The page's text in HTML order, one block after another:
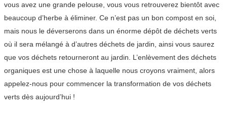
vous avez une grande pelouse, vous vous retrouverez bientôt avec
beaucoup d’herbe à éliminer. Ce n’est pas un bon compost en soi,
mais nous le déverserons dans un énorme dépôt de déchets verts
où il sera mélangé à d’autres déchets de jardin, ainsi vous saurez
que vos déchets retourneront au jardin. L’enlèvement des déchets
organiques est une chose à laquelle nous croyons vraiment, alors
appelez-nous pour commencer la transformation de vos déchets
verts dès aujourd’hui !